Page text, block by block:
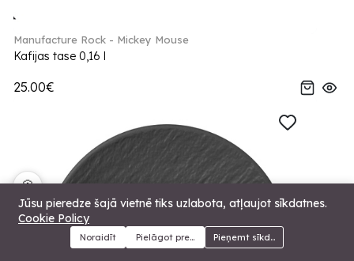
Menu Kategorijas Meklēt Grozs
Manufacture Rock - Mickey Mouse
Kafijas tase 0,16 l
25.00€
Jūsu pieredze šajā vietnē tiks uzlabota, atļaujot sīkdatnes.
Cookie Policy
Noraidīt Pielāgot preferencesPieņemt sīkdatnes
🍪